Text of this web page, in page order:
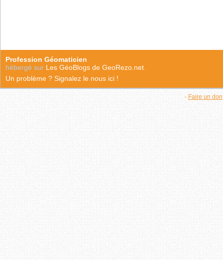
Profession Géomaticien
hébergé sur Les GéoBlogs de GeoRezo.net
Un problème ? Signalez le nous ici !
- Faire un don